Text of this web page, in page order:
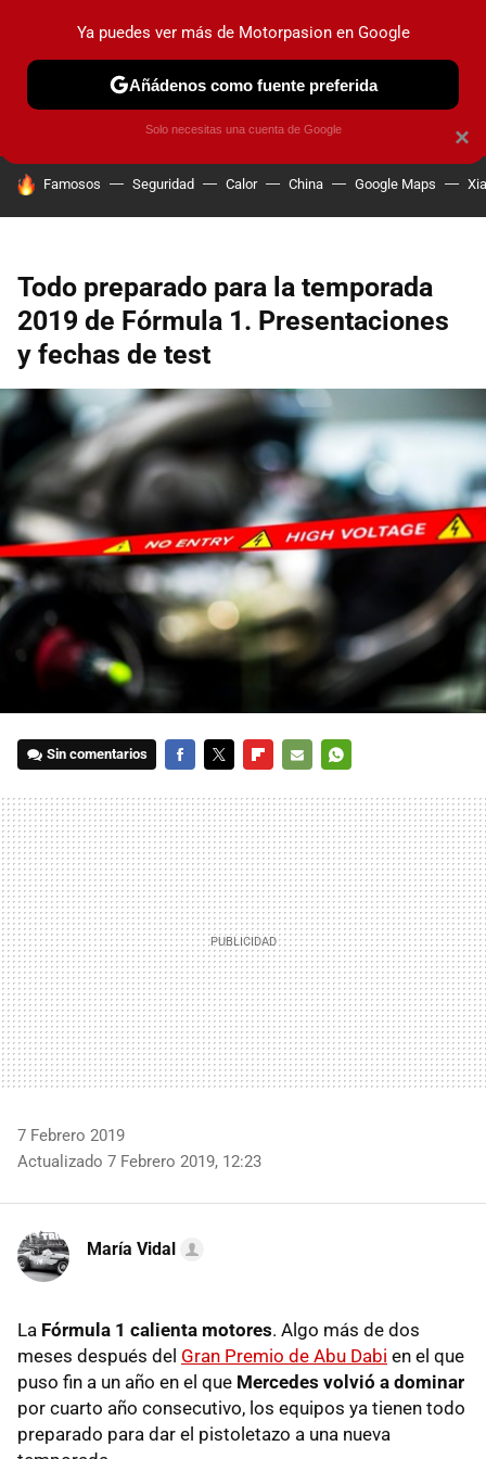
PRUEBAS COCHES ELÉCTRICOS OBSERVATORIO
HOY SE HABLA DE
Famosos Seguridad Calor China Google Maps
Todo preparado para la temporada
2019 de Fórmula 1. Presentaciones
y fechas de test
Sin comentarios
MAIL
7 Febrero 2019
Actualizado 7 Febrero 2019, 12:23
María Vidal
La Fórmula 1 calienta motores. Algo más de dos
meses después del Gran Premio de Abu Dabi en el que
puso fin a un año en el que Mercedes volvió a dominar
por cuarto año consecutivo, los equipos ya tienen todo
preparado para dar el pistoletazo a una nueva
×
Ya puedes ver más de Motorpasion en Google
Añádenos como fuente preferida
Solo necesitas una cuenta de Google